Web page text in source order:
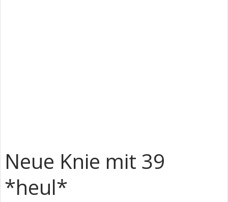
Neue Knie mit 39
*heul*